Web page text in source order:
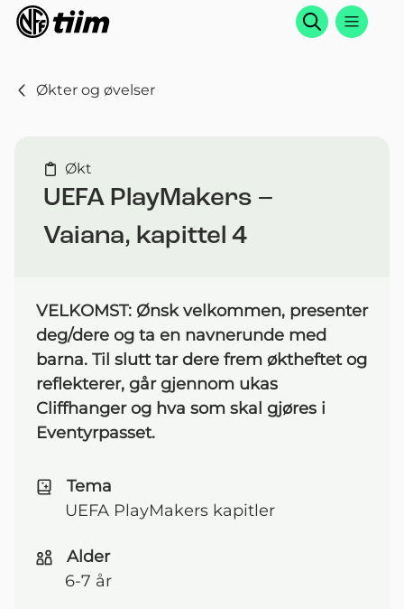
Søk
Økter og øvelser
Økt
UEFA PlayMakers –
Vaiana, kapittel 4
VELKOMST: Ønsk velkommen, presenter
deg/dere og ta en navnerunde med
barna. Til slutt tar dere frem øktheftet og
reflekterer, går gjennom ukas
Cliffhanger og hva som skal gjøres i
Eventyrpasset.
Tema
UEFA PlayMakers kapitler
Alder
6-7 år